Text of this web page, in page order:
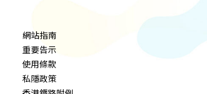
網站指南
重要告示
使用條款
私隱政策